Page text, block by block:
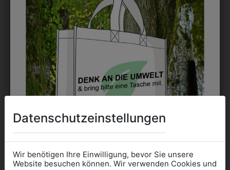
DAS KÖNNTE IHNEN
AUCH GEFALLEN
Datenschutzeinstellungen
Wir benötigen Ihre Einwilligung, bevor Sie unsere
Website besuchen können. Wir verwenden Cookies und